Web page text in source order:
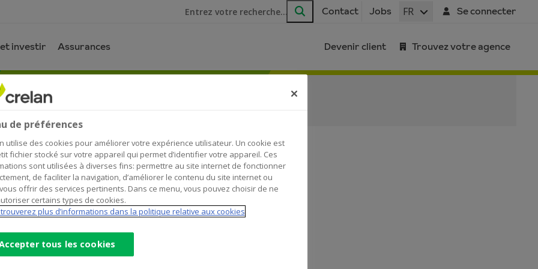
Je cherche
Rechercher
Contact Jobs FR Se connecter
investir Assurances Devenir client Trouvez votre agence
de préférences
utilise des cookies pour améliorer votre expérience utilisateur. Un cookie est
fichier stocké sur votre appareil qui permet d’identifier votre appareil. Ces
sont utilisées à diverses fins: permettre au site internet de fonctionner
de faciliter la navigation, d’améliorer le contenu du site internet ou
offrir des services pertinents. Dans ce menu, vous pouvez choisir de ne
certains types de cookies.
plus d’informations dans la politique relative aux cookies
tous les cookies